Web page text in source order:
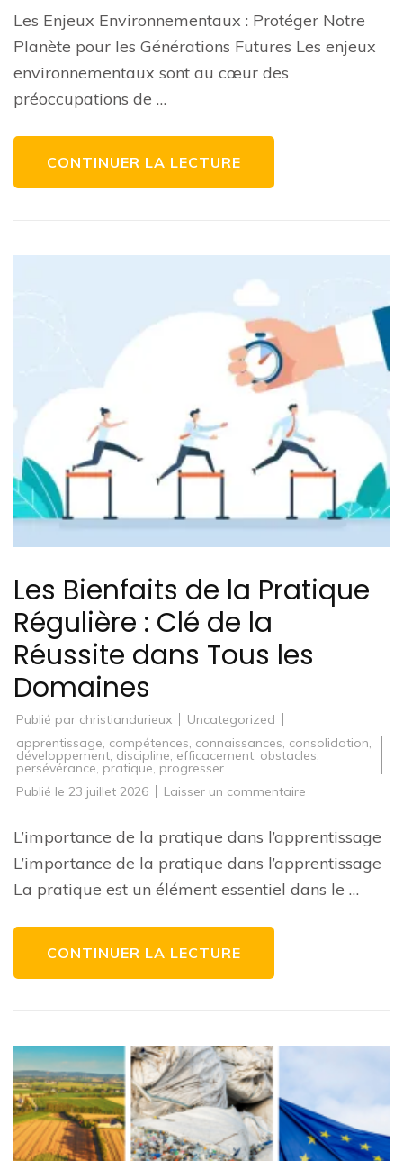
de
Époque
Les Enjeux Environnementaux : Protéger Notre
Planète pour les Générations Futures Les enjeux
environnementaux sont au cœur des
préoccupations de …
CONTINUER LA LECTURE
Les Bienfaits de la Pratique
Régulière : Clé de la
Réussite dans Tous les
Domaines
Publié par christiandurieux
Uncategorized
apprentissage, compétences, connaissances, consolidation,
développement, discipline, efficacement, obstacles,
persévérance, pratique, progresser
Publié le 23 juillet 2026 Laisser un commentaire
la
Régulière
Clé
L’importance de la pratique dans l’apprentissage
L’importance de la pratique dans l’apprentissage
La pratique est un élément essentiel dans le …
CONTINUER LA LECTURE